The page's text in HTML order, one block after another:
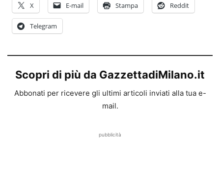
X E-mail Stampa Reddit
Telegram
Scopri di più da GazzettadiMilano.it
Abbonati per ricevere gli ultimi articoli inviati alla tua e-
mail.
pubblicità